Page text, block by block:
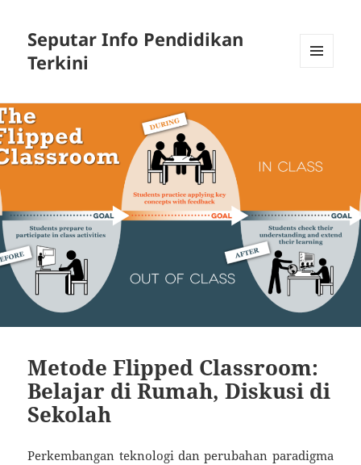
Seputar Info Pendidikan
Terkini
WIDGETS
Metode Flipped Classroom:
Belajar di Rumah, Diskusi di
Sekolah
Perkembangan teknologi dan perubahan paradigma